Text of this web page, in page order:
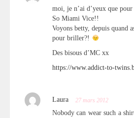
moi, je n’ai d’yeux que
So Miami Vice!!
Voyons betty, depuis quand
pour briller?!
Des bisous d’MC xx
https://www.addict-to-
Laura 27 mars 2012
Nobody can wear such a